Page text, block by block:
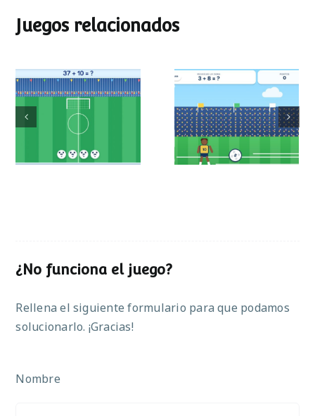
Juegos relacionados
Mundial de
operaciones
Partido de sumas
¿No funciona el juego?
Rellena el siguiente formulario para que podamos
solucionarlo. ¡Gracias!
Nombre